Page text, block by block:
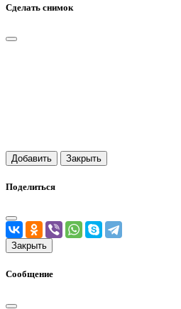
Сделать снимок
Добавить Закрыть
Поделиться
Закрыть
Сообщение